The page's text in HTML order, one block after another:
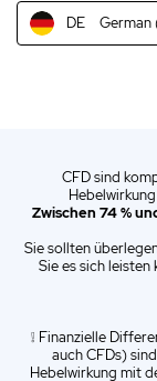
US English
IT Italian
DE German
CFD sind
Zwischen 74 %
Sie sollten
Sie es sich leisten
❕ Finanzielle
auch CFDs)
Hebelwirkung mit